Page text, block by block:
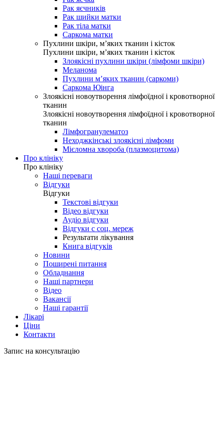
Рак яєчників
Рак шийки матки
Рак тіла матки
Саркома матки
Пухлини шкіри, м’яких тканин і кісток
Пухлини шкіри, м’яких тканин і кісток
Злоякісні пухлини шкіри (лімфоми шкіри)
Меланома
Пухлини м’яких тканин (саркоми)
Саркома Юінга
Злоякісні новоутворення лімфоїдної і кровотворної
тканин
Злоякісні новоутворення лімфоїдної і кровотворної
тканин
Лімфогранулематоз
Неходжкінські злоякісні лімфоми
Мієломна хвороба (плазмоцитома)
Про клініку
Про клініку
Наші переваги
Відгуки
Відгуки
Текстові відгуки
Відео відгуки
Аудіо відгуки
Відгуки с соц. мереж
Результати лікування
Книга відгуків
Новини
Поширені питання
Обладнання
Наші партнери
Відео
Вакансії
Наші гарантії
Лікарі
Ціни
Контакти
Запис на консультацію